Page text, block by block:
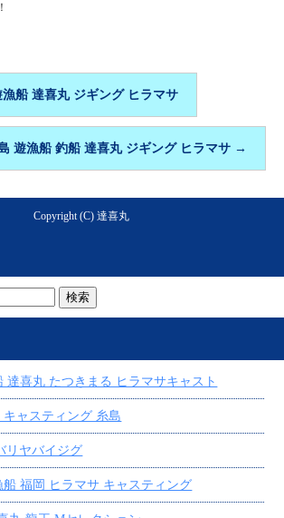
船 達喜丸 ジギング ヒラマサ
遊漁船 釣船 達喜丸 ジギング ヒラマサ →
Copyright (C) 達喜丸
達喜丸 たつきまる ヒラマサキャスト
キャスティング 糸島
リヤバイジグ
福岡 ヒラマサ キャスティング